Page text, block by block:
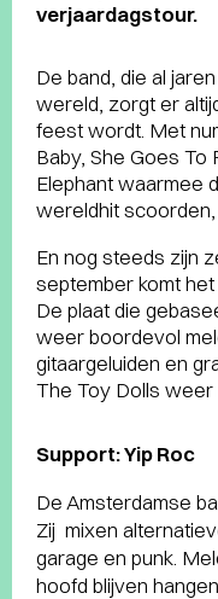
verjaardagstour.
De band, die al
wereld, zorgt er
feest wordt. Met
Baby, She Goes To
Elephant waarmee
wereldhit scoorden,
En nog steeds zijn
september komt het
De plaat die
weer boordevol
gitaargeluiden en
The Toy Dolls
Support: Yip Roc
De Amsterdamse
Zij mixen
garage en punk.
hoofd blijven